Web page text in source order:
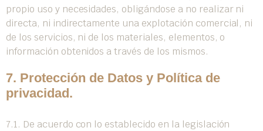
propio uso y necesidades, obligándose a no realizar ni
directa, ni indirectamente una explotación comercial, ni
de los servicios, ni de los materiales, elementos, o
información obtenidos a través de los mismos.
7. Protección de Datos y Política de
privacidad.
7.1. De acuerdo con lo establecido en la legislación